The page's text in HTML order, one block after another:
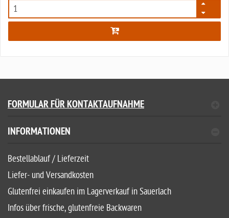
7993
FORMULAR FÜR KONTAKTAUFNAHME
INFORMATIONEN
Bestellablauf / Lieferzeit
Liefer- und Versandkosten
Glutenfrei einkaufen im Lagerverkauf in Sauerlach
Infos über frische, glutenfreie Backwaren